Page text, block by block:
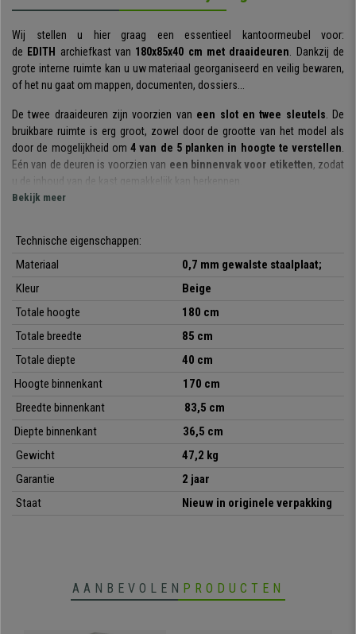
Wij stellen u hier graag een essentieel kantoormeubel voor:
de EDITH archiefkast van 180x85x40 cm met draaideuren. Dankzij de
grote interne ruimte kan u uw materiaal georganiseerd en veilig bewaren,
of het nu gaat om mappen, documenten, dossiers...
De twee draaideuren zijn voorzien van een slot en twee sleutels. De
bruikbare ruimte is erg groot, zowel door de grootte van het model als
door de mogelijkheid om 4 van de 5 planken in hoogte te verstellen.
Eén van de deuren is voorzien van een binnenvak voor etiketten, zodat
u de inhoud van de kast gemakkelijk kan herkennen.
normaal, is het eenstabiele en duurzame
dat deEDITH
Eenruime, eenvoudige en stevige dossierkast
documenten, dossiers, briefpapier en ander kantoormateriaal. Denk er
een superprijs.
• Stevige staalplaat, 0,6 mm dik
•Deuren met slot en in hoogte verstelbare planken
• Ideaal voor het opbergen van documenten, mappen ...
Bekijk meer
Technische eigenschappen:
Materiaal
0,7 mm gewalste staalplaat;
Kleur
Beige
Totale hoogte
180 cm
Totale breedte
85 cm
Totale diepte
40 cm
Hoogte binnenkant
170 cm
Breedte binnenkant
83,5 cm
Diepte binnenkant
36,5 cm
Gewicht
47,2 kg
Garantie
2 jaar
Staat
Nieuw in originele verpakking
AANBEVOLEN PRODUCTEN